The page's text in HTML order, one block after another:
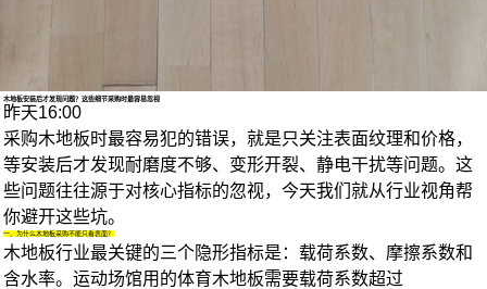
木地板安装后才发现问题？这些细节采购时最容易忽视
昨天16:00
采购木地板时最容易犯的错误，就是只关注表面纹理和价格，
等安装后才发现耐磨度不够、变形开裂、静电干扰等问题。这
些问题往往源于对核心指标的忽视，今天我们就从行业视角帮
你避开这些坑。
一、为什么木地板采购不能只看表面？
木地板行业最关键的三个隐形指标是：载荷系数、摩擦系数和
含水率。运动场馆用的体育木地板需要载荷系数超过